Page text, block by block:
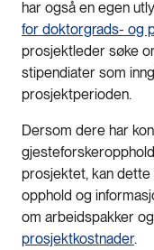
har også en egen
for doktorgrads- og
prosjektleder søke
stipendiater som
prosjektperioden.
Dersom dere har
prosjektet, kan dette
opphold og
om arbeidspakker
prosjektkostnader.